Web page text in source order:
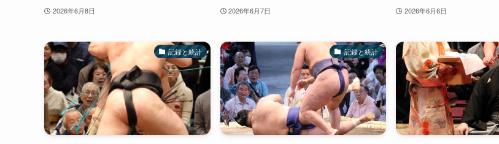
2026年6月8日 2026年6月7日 2026年6月6日
記録と統計 記録と統計